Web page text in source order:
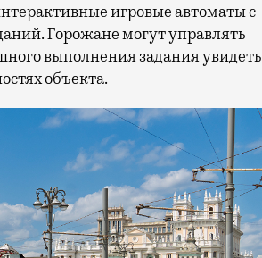
игровые автоматы с
Горожане могут управлять
выполнения задания увидеть
объекта.